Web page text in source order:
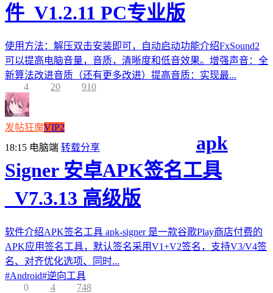
件_V1.2.11 PC专业版
使用方法：解压双击安装即可，自动启动功能介绍FxSound2
可以提高电脑音量，音质，清晰度和低音效果。增强声音：全
新算法改进音质（还有更多改进）提高音质：实现最...
4
20 910
发帖狂魔VIP2
18:15 电脑端 转载分享
apk
Signer 安卓APK签名工具
_V7.3.13 高级版
软件介绍APK签名工具 apk-signer 是一款谷歌Play商店付费的
APK应用签名工具，默认签名采用V1+V2签名，支持V3/V4签
名、对齐优化选项、同时...
#Android#逆向工具
0
4 748